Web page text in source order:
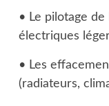
• Le pilotage
électriques
• Les
(radiateurs,